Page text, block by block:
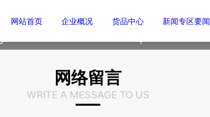
网站首页 企业概况 货品中心 新闻专区要闻
高端的生活来自于细节的专注
网络留言
WRITE A MESSAGE TO US